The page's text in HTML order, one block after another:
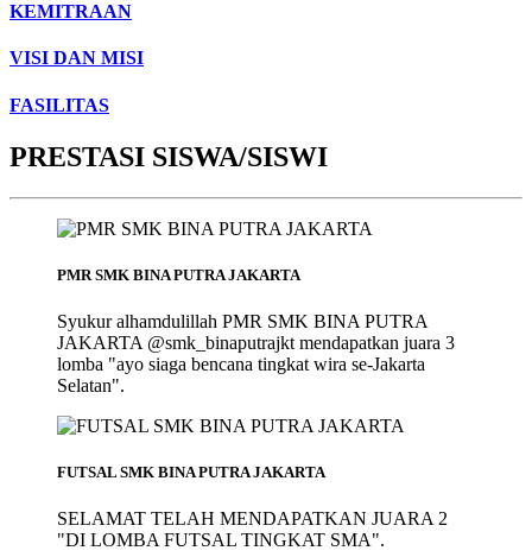
KEMITRAAN
VISI DAN MISI
FASILITAS
PRESTASI SISWA/SISWI
PMR SMK BINA PUTRA JAKARTA
Syukur alhamdulillah PMR SMK BINA PUTRA
JAKARTA @smk_binaputrajkt mendapatkan juara 3
lomba "ayo siaga bencana tingkat wira se-Jakarta
Selatan".
FUTSAL SMK BINA PUTRA JAKARTA
SELAMAT TELAH MENDAPATKAN JUARA 2
"DI LOMBA FUTSAL TINGKAT SMA".